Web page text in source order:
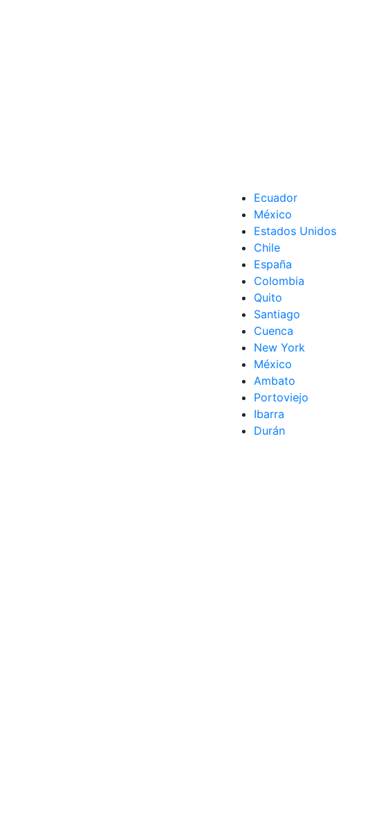
Ecuador
México
Estados Unidos
Chile
España
Colombia
Quito
Santiago
Cuenca
New York
México
Ambato
Portoviejo
Ibarra
Durán